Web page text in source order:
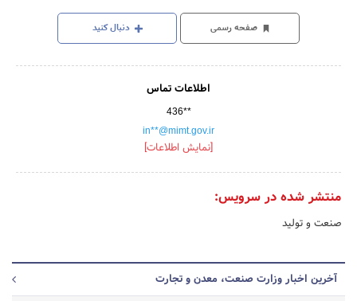
صفحه رسمی دنبال کنید
اطلاعات تماس
436**
in**@mimt.gov.ir
[نمایش اطلاعات]
منتشر شده در سرویس:
صنعت و تولید
آخرین اخبار وزارت صنعت، معدن و تجارت